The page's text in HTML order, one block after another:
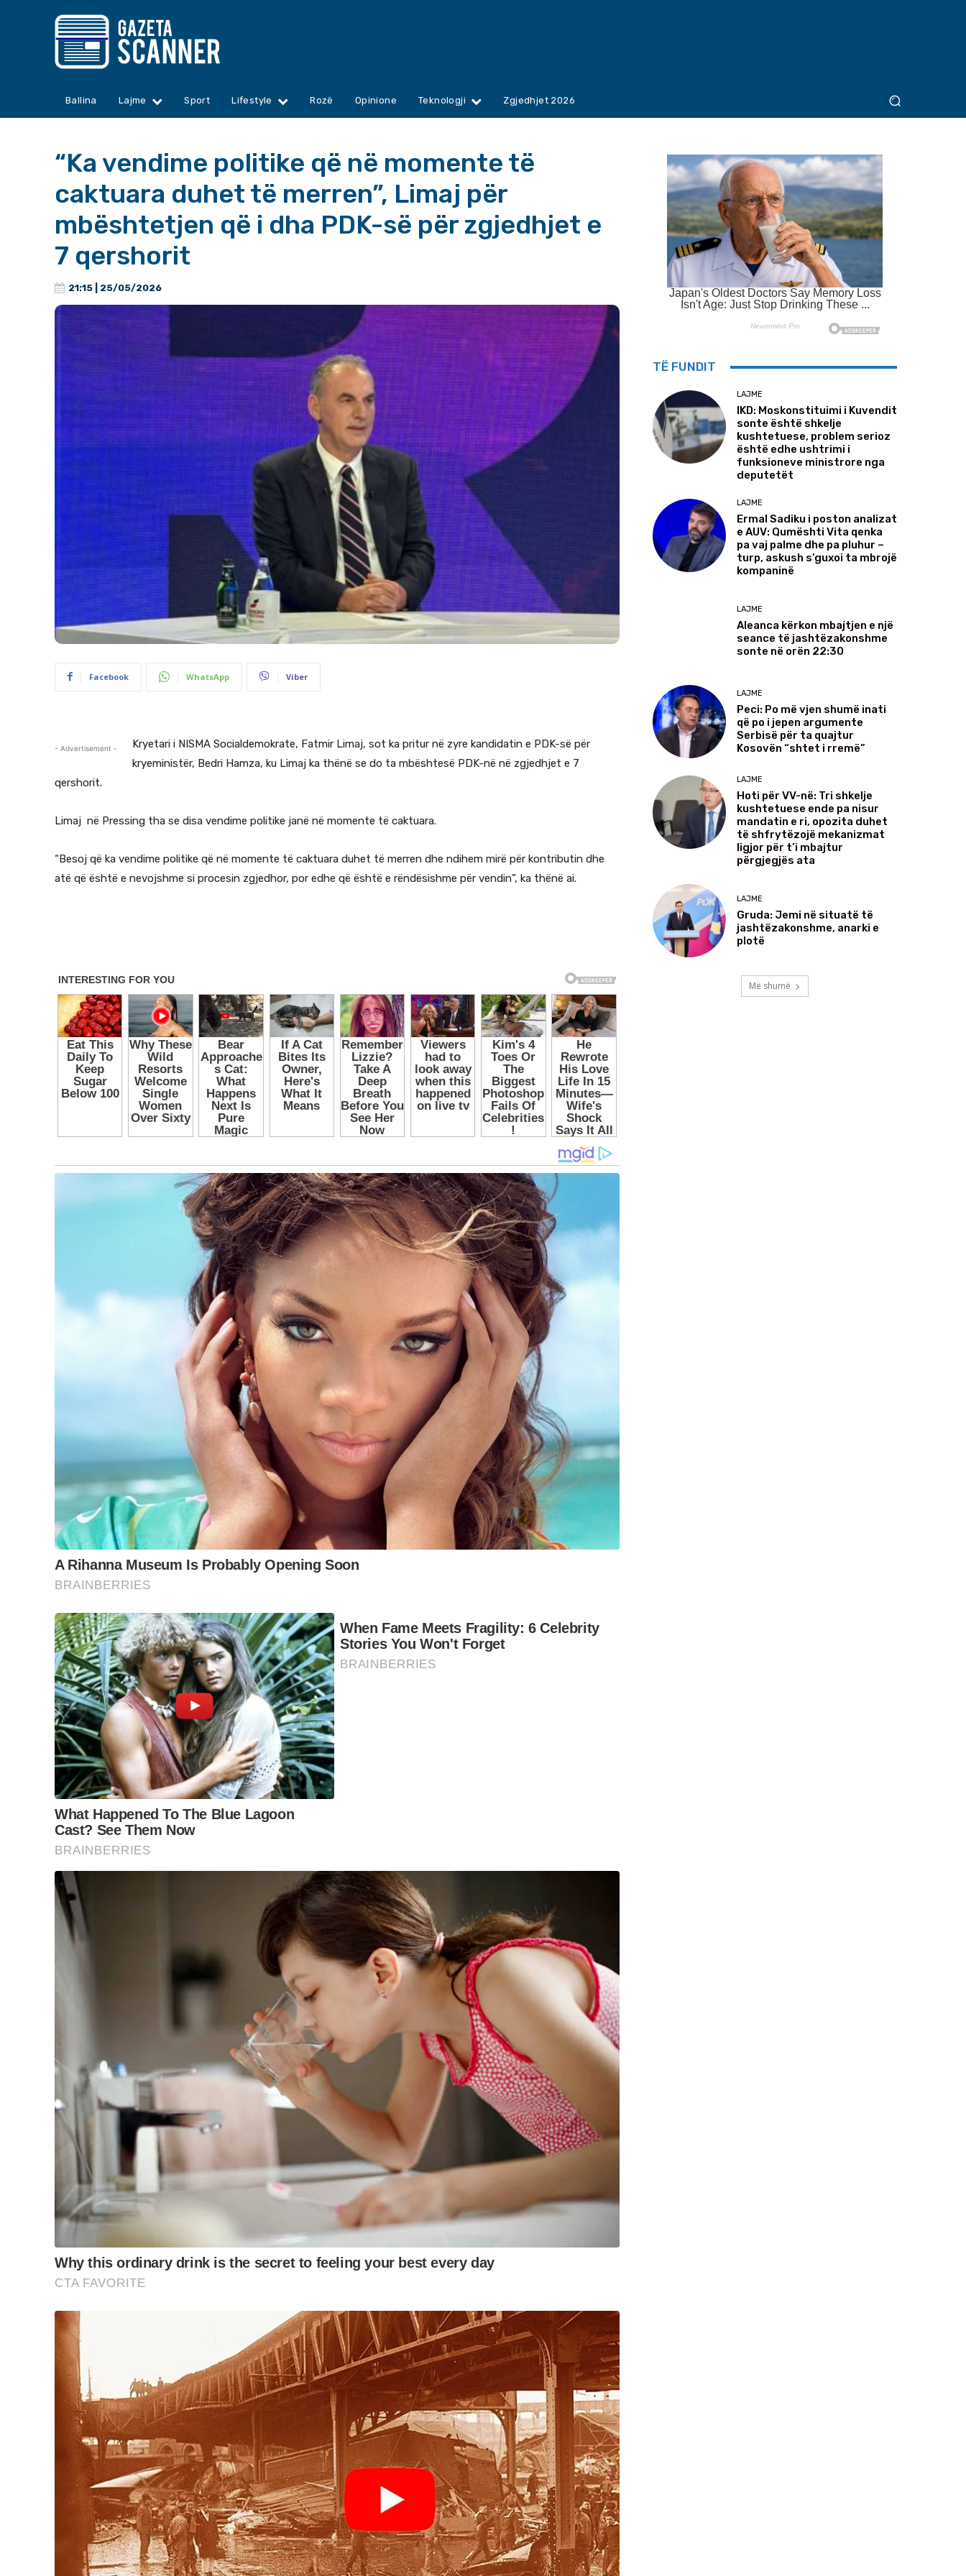
Ballina Lajme Sport Lifestyle Rozë Opinione Teknologji Zgjedhjet 2026
“Ka vendime politike që në momente të
caktuara duhet të merren”, Limaj për
mbështetjen që i dha PDK-së për zgjedhjet e
7 qershorit
21:15 | 25/05/2026
Facebook WhatsApp Viber
- Advertisement -
Kryetari i NISMA Socialdemokrate, Fatmir Limaj, sot ka pritur në zyre kandidatin e PDK-së për
kryeministër, Bedri Hamza, ku Limaj ka thënë se do ta mbështesë PDK-në në zgjedhjet e 7
qershorit.
Limaj në Pressing tha se disa vendime politike janë në momente të caktuara.
“Besoj që ka vendime politike që në momente të caktuara duhet të merren dhe ndihem mirë për kontributin dhe
atë që është e nevojshme si procesin zgjedhor, por edhe që është e rëndësishme për vendin”, ka thënë ai.
TË FUNDIT
LAJME
IKD: Moskonstituimi i Kuvendit
sonte është shkelje
kushtetuese, problem serioz
është edhe ushtrimi i
funksioneve ministrore nga
deputetët
LAJME
Ermal Sadiku i poston analizat
e AUV: Qumështi Vita qenka
pa vaj palme dhe pa pluhur –
turp, askush s’guxoi ta mbrojë
kompaninë
LAJME
Aleanca kërkon mbajtjen e një
seance të jashtëzakonshme
sonte në orën 22:30
LAJME
Peci: Po më vjen shumë inati
që po i jepen argumente
Serbisë për ta quajtur
Kosovën “shtet i rremë”
LAJME
Hoti për VV-në: Tri shkelje
kushtetuese ende pa nisur
mandatin e ri, opozita duhet
të shfrytëzojë mekanizmat
ligjor për t’i mbajtur
përgjegjës ata
LAJME
Gruda: Jemi në situatë të
jashtëzakonshme, anarki e
plotë
Më shumë